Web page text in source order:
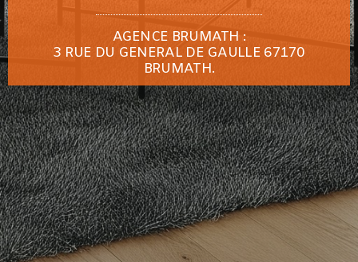
AGENCE BRUMATH :
3 RUE DU GENERAL DE GAULLE 67170
BRUMATH.